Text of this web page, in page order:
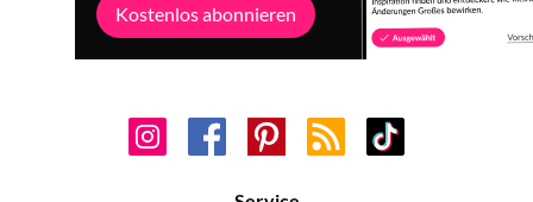
Kostenlos abonnieren